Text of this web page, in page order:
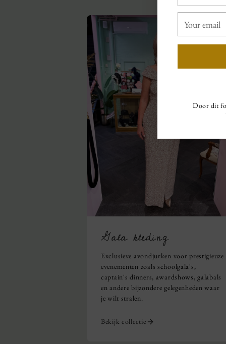
name
email
Door dit
Gala kleding
Exclusieve avondjurken voor prestigieuze
evenementen zoals schoolgala's,
captain's dinners, awardshows, galabals
en andere bijzondere gelegenheden waar
je wilt stralen.
Bekijk collectie